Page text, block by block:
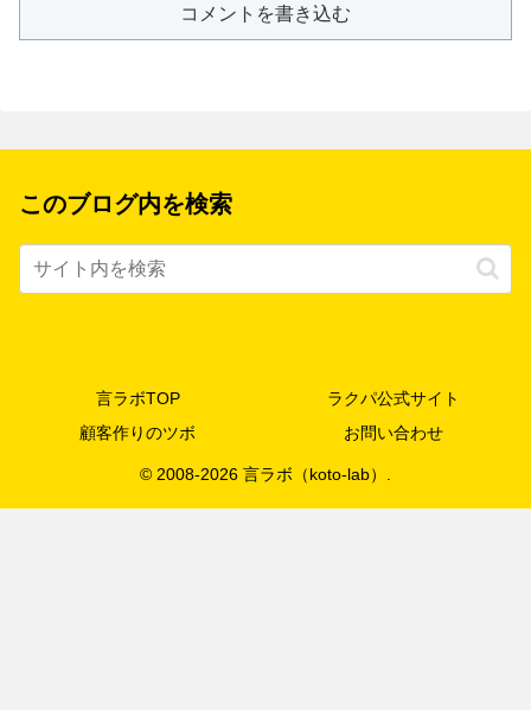
コメントを書き込む
このブログ内を検索
言ラボTOP
ラクパ公式サイト
顧客作りのツボ
お問い合わせ
© 2008-2026 言ラボ（koto-lab）.